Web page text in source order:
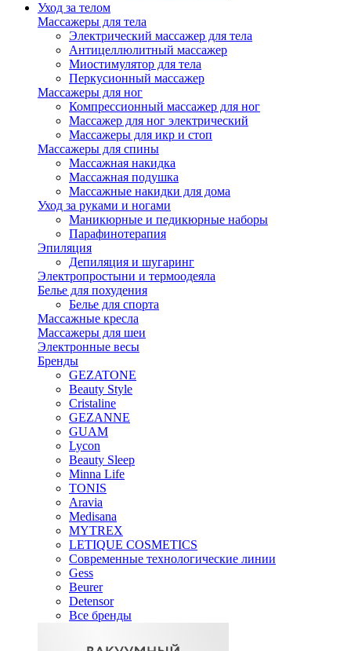
Уход за телом
Массажеры для тела
Электрический массажер для тела
Антицеллюлитный массажер
Миостимулятор для тела
Перкусионный массажер
Массажеры для ног
Компрессионный массажер для ног
Массажер для ног электрический
Массажеры для икр и стоп
Массажеры для спины
Массажная накидка
Массажная подушка
Массажные накидки для дома
Уход за руками и ногами
Маникюрные и педикюрные наборы
Парафинотерапия
Эпиляция
Депиляция и шугаринг
Электропростыни и термоодеяла
Белье для похудения
Белье для спорта
Массажные кресла
Массажеры для шеи
Электронные весы
Бренды
GEZATONE
Beauty Style
Cristaline
GEZANNE
GUAM
Lycon
Beauty Sleep
Minna Life
TONIS
Aravia
Medisana
MYTREX
LETIQUE COSMETICS
Современные технологические линии
Gess
Beurer
Detensor
Все бренды